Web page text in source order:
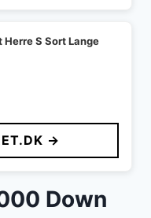
S Sort Lange
→
Down